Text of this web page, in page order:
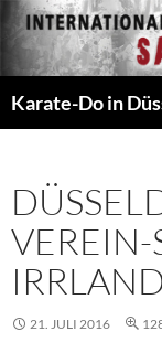
Zum
Inhalt
springen
Karate-Do in
21. JULI 2016